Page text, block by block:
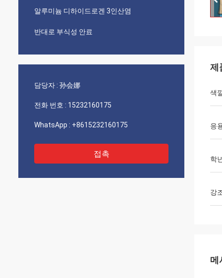
알루미늄 디하이드로겐 3인산염
반대로 부식성 안료
담당자 : 孙会娜
전화 번호 : 15232160175
WhatsApp : +8615232160175
접촉
제
색
응
학
강
메